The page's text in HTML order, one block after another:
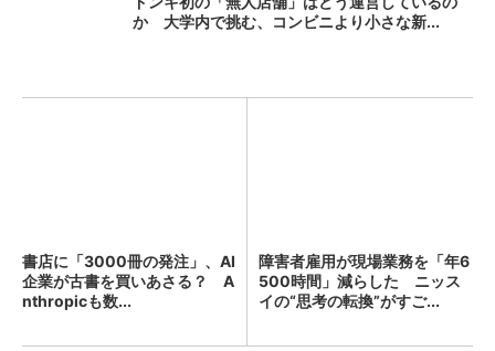
か 大学内で挑む、コンビニより小さな新...
書店に「3000冊の発注」、AI
企業が古書を買いあさる？ A
nthropicも数...
障害者雇用が現場業務を「年6
500時間」減らした ニッス
イの“思考の転換”がすご...